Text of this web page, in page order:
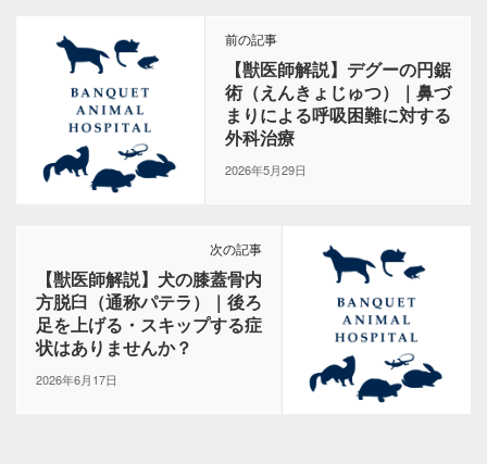
前の記事
【獣医師解説】デグーの円鋸
術（えんきょじゅつ）｜鼻づ
まりによる呼吸困難に対する
外科治療
2026年5月29日
次の記事
【獣医師解説】犬の膝蓋骨内
方脱臼（通称パテラ）｜後ろ
足を上げる・スキップする症
状はありませんか？
2026年6月17日